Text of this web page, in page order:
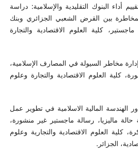
رتيبة (2014). تقييم أداء البنوك التقليدية والإسلامية: دراسة
بين القرض الشعبي الجزائري وبنك
كلية العلوم الاقتصادية والتجارة
جهاد (2014). إدارة مخاطر السيولة في المصارف الإسلامية،
كلية العلوم الاقتصادية والتجارة وعلوم
أحلام (2015). دور الهندسة المالية الاسلامية في تطوير عمل
حالة ماليزيا، رسالة ماجستير غير منشورة،
العلوم الاقتصادية والتجارية وعلوم
الجزائر.